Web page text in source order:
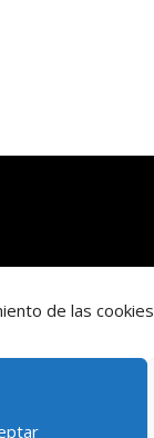
de las cookies